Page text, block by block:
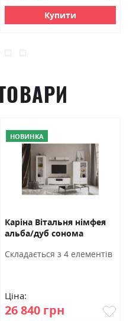
Купити
НОВИНКА
Каріна Вітальня німфея
альба/дуб сонома
Cкладається з 4 елементів
Ціна:
26 840 грн